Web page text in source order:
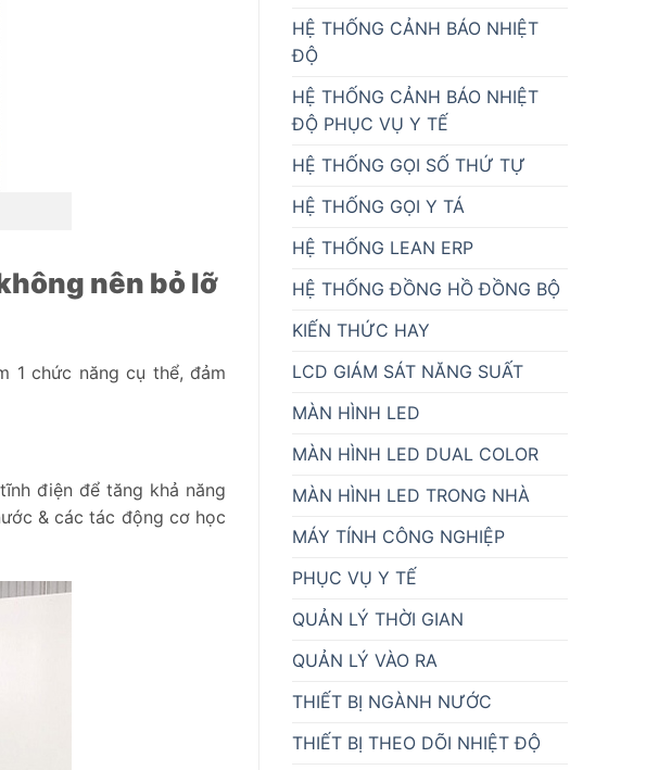
nên bỏ lỡ
1 chức năng cụ thể, đảm
điện để tăng khả năng
& các tác động cơ học
HỆ THỐNG CẢNH BÁO NHIỆT
ĐỘ
HỆ THỐNG CẢNH BÁO NHIỆT
ĐỘ PHỤC VỤ Y TẾ
HỆ THỐNG GỌI SỐ THỨ TỰ
HỆ THỐNG GỌI Y TÁ
HỆ THỐNG LEAN ERP
HỆ THỐNG ĐỒNG HỒ ĐỒNG BỘ
KIẾN THỨC HAY
LCD GIÁM SÁT NĂNG SUẤT
MÀN HÌNH LED
MÀN HÌNH LED DUAL COLOR
MÀN HÌNH LED TRONG NHÀ
MÁY TÍNH CÔNG NGHIỆP
PHỤC VỤ Y TẾ
QUẢN LÝ THỜI GIAN
QUẢN LÝ VÀO RA
THIẾT BỊ NGÀNH NƯỚC
THIẾT BỊ THEO DÕI NHIỆT ĐỘ